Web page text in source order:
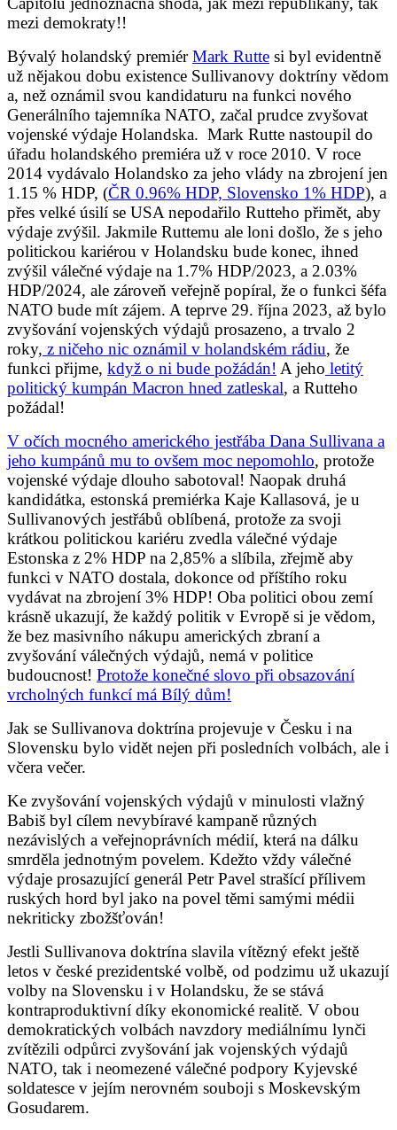
mezi demokraty!!
Bývalý holandský premiérMark Rutte si byl evidentně
už nějakou dobu existence Sullivanovy doktríny vědom
a, než oznámil svou kandidaturu na funkci nového
Generálního tajemníka NATO, začal prudce zvyšovat
vojenské výdaje Holandska. Mark Rutte nastoupil do
úřadu holandského premiéra už v roce 2010. V roce
2014 vydávalo Holandsko za jeho vlády na zbrojení jen
1.15 % HDP, (ČR 0.96% HDP, Slovensko 1% HDP), a
přes velké úsilí se USA nepodařilo Rutteho přimět, aby
výdaje zvýšil. Jakmile Ruttemu ale loni došlo, že s jeho
politickou kariérou v Holandsku bude konec, ihned
zvýšil válečné výdaje na 1.7% HDP/2023, a 2.03%
HDP/2024, ale zároveň veřejně popíral, že o funkci šéfa
NATO bude mít zájem. A teprve 29. října 2023, až bylo
zvyšování vojenských výdajů prosazeno, a trvalo 2
roky, z ničeho nic oznámil v holandském rádiu, že
funkci přijme, když o ni bude požádán! A jeho letitý
politický kumpán Macron hned zatleskal, a Rutteho
požádal!
V očích mocného amerického jestřába Dana Sullivana a
jeho kumpánů mu to ovšem moc nepomohlo, protože
vojenské výdaje dlouho sabotoval! Naopak druhá
kandidátka, estonská premiérka Kaje Kallasová, je u
Sullivanových jestřábů oblíbená, protože za svoji
krátkou politickou kariéru zvedla válečné výdaje
Estonska z 2% HDP na 2,85% a slíbila, zřejmě aby
funkci v NATO dostala, dokonce od příštího roku
vydávat na zbrojení 3% HDP! Oba politici obou zemí
krásně ukazují, že každý politik v Evropě si je vědom,
že bez masivního nákupu amerických zbraní a
zvyšování válečných výdajů, nemá v politice
budoucnost! Protože konečné slovo při obsazování
vrcholných funkcí má Bílý dům!
Jak se Sullivanova doktrína projevuje v Česku i na
Slovensku bylo vidět nejen při posledních volbách, ale i
včera večer.
Ke zvyšování vojenských výdajů v minulosti vlažný
Babiš byl cílem nevybíravé kampaně různých
nezávislých a veřejnoprávních médií, která na dálku
smrděla jednotným povelem. Kdežto vždy válečné
výdaje prosazující generál Petr Pavel strašící přílivem
ruských hord byl jako na povel těmi samými médii
nekriticky zbožšťován!
Jestli Sullivanova doktrína slavila vítězný efekt ještě
letos v české prezidentské volbě, od podzimu už ukazují
volby na Slovensku i v Holandsku, že se stává
kontraproduktivní díky ekonomické realitě. V obou
demokratických volbách navzdory mediálnímu lynči
zvítězili odpůrci zvyšování jak vojenských výdajů
NATO, tak i neomezené válečné podpory Kyjevské
soldatesce v jejím nerovném souboji s Moskevským
Gosudarem.